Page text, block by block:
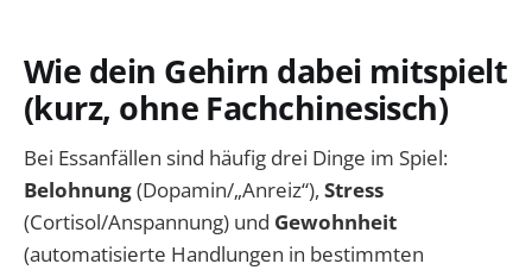
Wie dein Gehirn dabei mitspielt
(kurz, ohne Fachchinesisch)
Bei Essanfällen sind häufig drei Dinge im Spiel:
Belohnung(Dopamin/„Anreiz“), Stress
(Cortisol/Anspannung) und Gewohnheit
(automatisierte Handlungen in bestimmten